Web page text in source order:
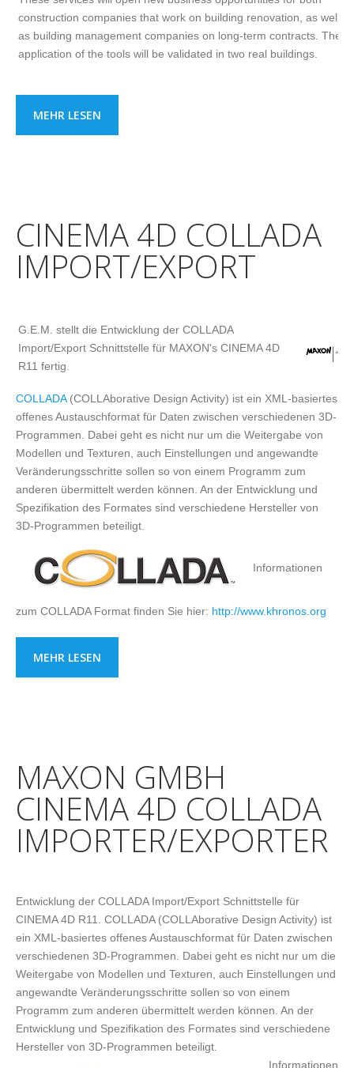
construction companies that work on building renovation, as well
as building management companies on long-term contracts. The
application of the tools will be validated in two real buildings.
MEHR LESEN
CINEMA 4D COLLADA
IMPORT/EXPORT
G.E.M. stellt die Entwicklung der COLLADA
Import/Export Schnittstelle für MAXON's CINEMA 4D
R11 fertig.
COLLADA(COLLAborative Design Activity) ist ein XML-basiertes
offenes Austauschformat für Daten zwischen verschiedenen 3D-
Programmen. Dabei geht es nicht nur um die Weitergabe von
Modellen und Texturen, auch Einstellungen und angewandte
Veränderungsschritte sollen so von einem Programm zum
anderen übermittelt werden können. An der Entwicklung und
Spezifikation des Formates sind verschiedene Hersteller von
3D-Programmen beteiligt.
Informationen
zum COLLADA Format finden Sie hier: http://www.khronos.org
MEHR LESEN
MAXON GMBH
CINEMA 4D COLLADA
IMPORTER/EXPORTER
Entwicklung der COLLADA Import/Export Schnittstelle für
CINEMA 4D R11. COLLADA (COLLAborative Design Activity) ist
ein XML-basiertes offenes Austauschformat für Daten zwischen
verschiedenen 3D-Programmen. Dabei geht es nicht nur um die
Weitergabe von Modellen und Texturen, auch Einstellungen und
angewandte Veränderungsschritte sollen so von einem
Programm zum anderen übermittelt werden können. An der
Entwicklung und Spezifikation des Formates sind verschiedene
Hersteller von 3D-Programmen beteiligt.
Informationen